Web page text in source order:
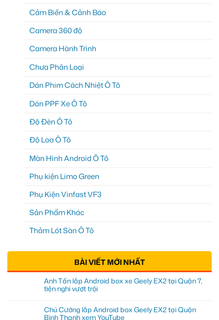
Cảm Biến & Cảnh Báo
Camera 360 độ
Camera Hành Trình
Chưa Phân Loại
Dán Phim Cách Nhiệt Ô Tô
Dán PPF Xe Ô Tô
Độ Đèn Ô Tô
Độ Loa Ô Tô
Màn Hình Android Ô Tô
Phụ kiện Limo Green
Phụ Kiện Vinfast VF3
Sản Phẩm Khác
Thảm Lót Sàn Ô Tô
BÀI VIẾT MỚI NHẤT
Anh Tấn lắp Android box xe Geely EX2 tại Quận 7,
tiện nghi vượt trội
Chú Cường lắp Android box Geely EX2 tại Quận
Bình Thạnh xem YouTube